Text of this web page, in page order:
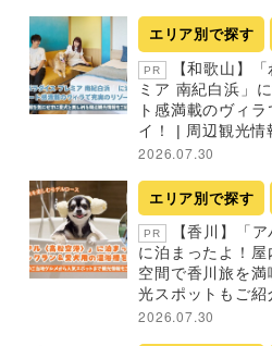
エリア別で探す
PR
【和歌山】
ミア 南紀白浜」
ト感満載のヴィ
イ！ | 周辺観光情
2026.07.30
エリア別で探す
PR
【香川】「ア
に泊まったよ！
空間で香川旅を
光スポットもご紹
2026.07.30